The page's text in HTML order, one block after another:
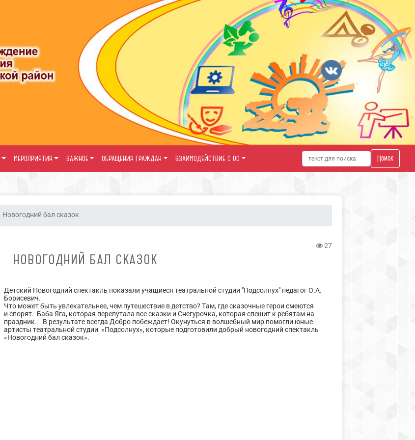
МЕРОПРИЯТИЯ ВАЖНОЕ ОБРАЩЕНИЯ ГРАЖДАН ВЗАИМОДЕЙСТВИЕ С ОО Поиск
Новогодний бал сказок
27
НОВОГОДНИЙ БАЛ СКАЗОК
Детский Новогодний спектакль показали учащиеся театральной студии "Подсолнух" педагог О.А.
Борисевич.
Что может быть увлекательнее, чем путешествие в детство? Там, где сказочные герои смеются
и спорят. Баба Яга, которая перепутала все сказки и Снегурочка, которая спешит к ребятам на
праздник. В результате всегда Добро побеждает! Окунуться в волшебный мир помогли юные
артисты театральной студии «Подсолнух», которые подготовили добрый новогодний спектакль
«Новогодний бал сказок».